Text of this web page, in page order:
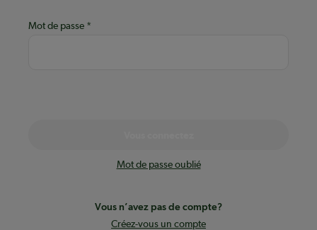
Mot de passe
Mot de passe oublié
Vous n’avez pas de compte?
Créez-vous un compte